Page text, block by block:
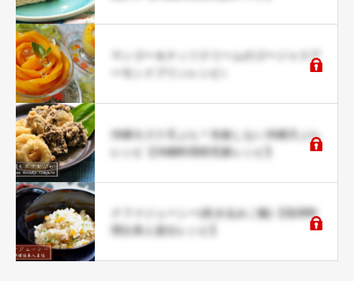
マンゴー＆ナッツクリームのゴージャスア
沖縄モズク天ぷら＊失敗しない沖縄天ぷら
レシピ【沖縄料理研究家レシピ】
クファジューシー(炊き込みご飯)【琉球料
理伝承人直伝レシピ】